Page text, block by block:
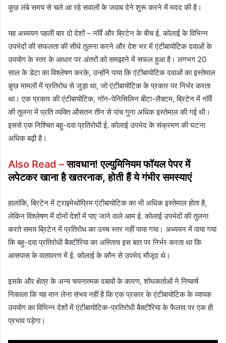
कुछ लंबे समय से चले आ रहे सवालों के जवाब देने शुरू करने में मदद की है।
यह अध्ययन पहली बार दो देशों – नॉर्वे और ब्रिटेन के बीच ई. कोलाई के विभिन्न
उपभेदों की सफलता की सीधे तुलना करने और देश भर में एंटीबायोटिक दवाओं के
उपयोग के स्तर के आधार पर अंतरों को समझाने में सफल हुआ है। लगभग 20
साल के डेटा का विश्लेषण करके, उन्होंने पाया कि एंटीबायोटिक दवाओं का इस्तेमाल
कुछ मामलों में प्रतिरोध से जुड़ा था, जो एंटीबायोटिक के प्रकार पर निर्भर करता
था। एक प्रकार की एंटीबायोटिक, नॉन-पेनिसिलिन बीटा-लैक्टम, ब्रिटेन में नॉर्वे
की तुलना में प्रति व्यक्ति औसतन तीन से पांच गुना अधिक इस्तेमाल की गई थी।
इससे एक निश्चित बहु-दवा प्रतिरोधी ई. कोलाई उपभेद के संक्रमण की घटना
अधिक बढ़ी है।
Also Read –सावधान! एल्युमिनियम फॉयल पेपर में
लपेटकर खाना है खतरनाक, होती हैं ये गंभीर समस्याएं
हालांकि, ब्रिटेन में ट्राइमेथोप्रिम एंटीबायोटिक का भी अधिक इस्तेमाल होता है,
लेकिन विश्लेषण में दोनों देशों में पाए जाने वाले आम ई. कोलाई उपभेदों की तुलना
करते समय ब्रिटेन में प्रतिरोध का उच्च स्तर नहीं पाया गया। अध्ययन में पाया गया
कि बहु-दवा प्रतिरोधी बैक्टीरिया का अस्तित्व इस बात पर निर्भर करता था कि
आसपास के वातावरण में ई. कोलाई के कौन से उपभेद मौजूद थे।
इसके और क्षेत्र के अन्य चयनात्मक दबावों के कारण, शोधकर्ताओं ने निष्कर्ष
निकाला कि यह मान लेना संभव नहीं है कि एक प्रकार के एंटीबायोटिक के व्यापक
उपयोग का विभिन्न देशों में एंटीबायोटिक-प्रतिरोधी बैक्टीरिया के फैलाव पर एक ही
प्रभाव पड़ेगा।